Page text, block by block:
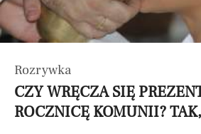
Rozrywka
CZY WRĘCZA SIĘ
ROCZNICĘ KOMUNII?